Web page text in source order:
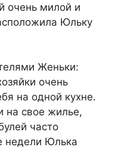
очень милой и
Юльку
Женьки:
очень
на одной кухне.
на свое жилье,
часто
недели Юлька